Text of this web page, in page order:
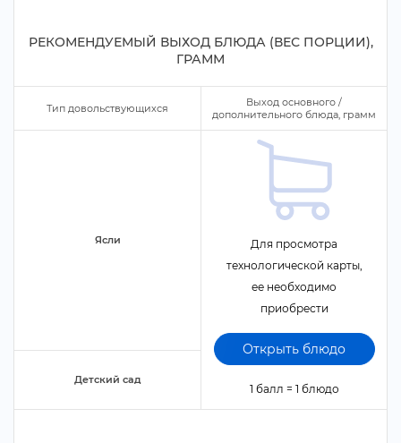
РЕКОМЕНДУЕМЫЙ ВЫХОД БЛЮДА (ВЕС ПОРЦИИ),
ГРАММ
Тип довольствующихся
ыход основного /
дополнительного блюда, грамм
Ясли
Для просмотра
технологической карты,
ее необходимо
приобрести
Открыть блюдо
1 балл = 1 блюдо
Детский сад